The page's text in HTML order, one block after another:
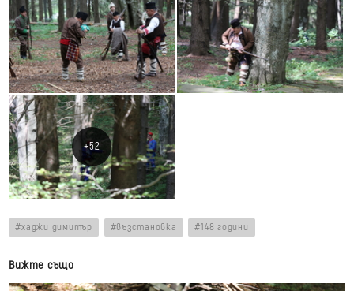
хаджи димитър възстановка 148 години
Вижте също